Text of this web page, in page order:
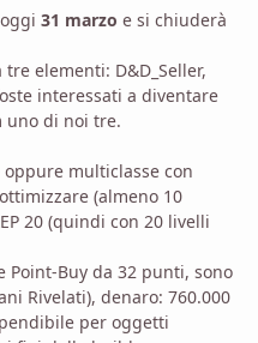
31 marzo e si chiuderà
elementi: D&D_Seller,
interessati a diventare
uno di noi tre.
multiclasse con
(almeno 10
20 (quindi con 20 livelli
Point-Buy da 32 punti, sono
Rivelati), denaro: 760.000
per oggetti